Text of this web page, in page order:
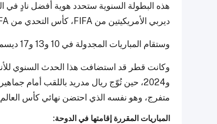
ديربي الأمريكيتين من FIFA، كأس التحدي من FIFA، وكأس العالم للأندية FIFA.
وستقام المباريات المجدولة في 10 و13 و17 ديسمبر، جميعها في الدوحة.
متفرج، وهو نفسه الذي احتضن نهائي كأس العالم FIFA قطر 2022.
المباريات المقررة إقامتها في الدوحة: